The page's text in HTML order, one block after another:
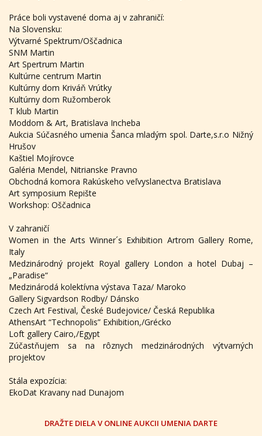
Práce boli vystavené doma aj v zahraničí:
Na Slovensku:
Výtvarné Spektrum/Oščadnica
SNM Martin
Art Spertrum Martin
Kultúrne centrum Martin
Kultúrny dom Kriváň Vrútky
Kultúrny dom Ružomberok
T klub Martin
Moddom & Art, Bratislava Incheba
Aukcia Súčasného umenia Šanca mladým spol. Darte,s.r.o Nižný
Hrušov
Kaštiel Mojírovce
Galéria Mendel, Nitrianske Pravno
Obchodná komora Rakúskeho veľvyslanectva Bratislava
Art symposium Repište
Workshop: Oščadnica
V zahraničí
Women in the Arts Winner´s Exhibition Artrom Gallery Rome,
Italy
Medzinárodný projekt Royal gallery London a hotel Dubaj –
„Paradise“
Medzinárodá kolektívna výstava Taza/ Maroko
Gallery Sigvardson Rodby/ Dánsko
Czech Art Festival, České Budejovice/ Česká Republika
AthensArt “Technopolis” Exhibition,/Grécko
Loft gallery Cairo,/Egypt
Zúčastňujem sa na rôznych medzinárodných výtvarných
projektov
Stála expozícia:
EkoDat Kravany nad Dunajom
DRAŽTE DIELA V ONLINE AUKCII UMENIA DARTE